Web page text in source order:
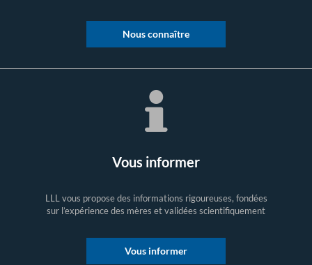
Nous connaître
Vous informer
LLL vous propose des informations rigoureuses, fondées
sur l’expérience des mères et validées scientifiquement
Vous informer